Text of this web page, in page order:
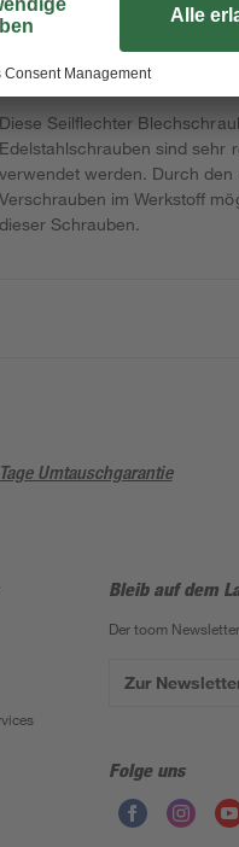
Diese Seilflechter
Edelstahlschrauben sind sehr
verwendet werden. Durch den
Verschrauben im Werkstoff
dieser Schrauben.
Umtauschgarantie
Bleib auf dem
Der toom
Zur
Folge uns